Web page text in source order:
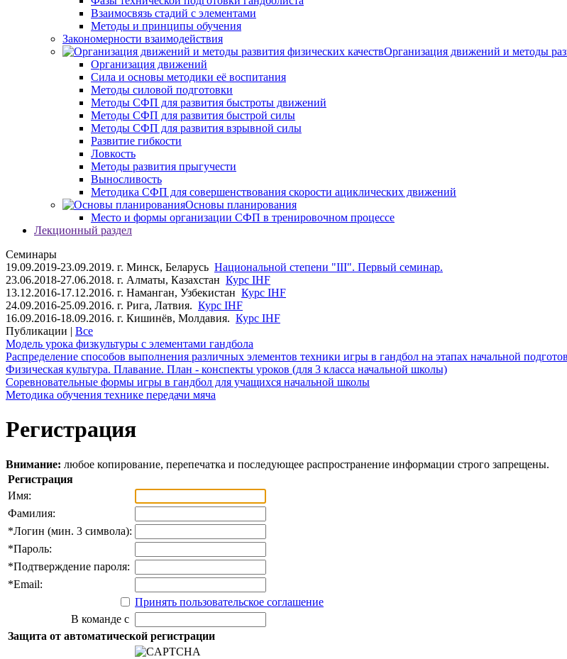
Взаимосвязь стадий с элементами
Методы и принципы обучения
Закономерности взаимодействия
Организация движений и методы
Организация движений
Сила и основы методики её воспитания
Методы силовой подготовки
Методы СФП для развития быстроты движений
Методы СФП для развития быстрой силы
Методы СФП для развития взрывной силы
Развитие гибкости
Ловкость
Методы развития прыгучести
Выносливость
Методика СФП для совершенствования скорости ациклических движений
Основы планирования
Место и формы организации СФП в тренировочном процессе
Лекционный раздел
Семинары
19.09.2019-23.09.2019. г. Минск, Беларусь Национальной степени "III". Первый семинар.
23.06.2018-27.06.2018. г. Алматы, Казахстан Курс IHF
13.12.2016-17.12.2016. г. Наманган, Узбекистан Курс IHF
24.09.2016-25.09.2016. г. Рига, Латвия. Курс IHF
16.09.2016-18.09.2016. г. Кишинёв, Молдавия. Курс IHF
Публикации | Все
Модель урока физкультуры с элементами гандбола
Распределение способов выполнения различных элементов техники игры в гандбол на этапах начальной
Физическая культура. Плавание. План - конспекты уроков (для 3 класса начальной школы)
Соревновательные формы игры в гандбол для учащихся начальной школы
Методика обучения технике передачи мяча
Регистрация
Внимание: любое копирование, перепечатка и последующее распространение информации строго запрещены.
Регистрация
Имя:
Фамилия:
*Логин (мин. 3 символа):
*Пароль:
*Подтверждение пароля:
*Email:
Принять пользовательское соглашение
В команде с
Защита от автоматической регистрации